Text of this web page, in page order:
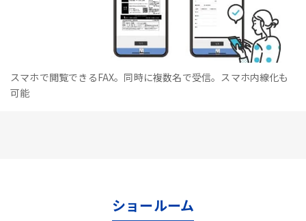
スマホで閲覧できるFAX。同時に複数名で受信。スマホ内線化も
可能
ショールーム